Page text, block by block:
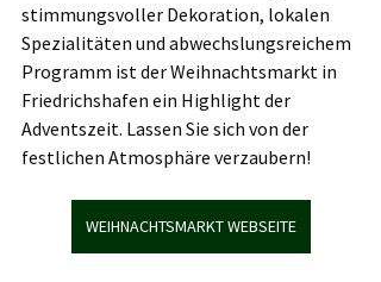
stimmungsvoller Dekoration, lokalen
Spezialitäten und abwechslungsreichem
Programm ist der Weihnachtsmarkt in
Friedrichshafen ein Highlight der
Adventszeit. Lassen Sie sich von der
festlichen Atmosphäre verzaubern!
WEIHNACHTSMARKT WEBSEITE